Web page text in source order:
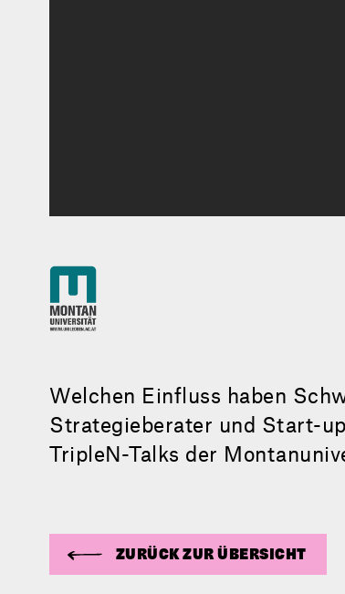
Welchen Einfluss haben
Strategieberater und Start-
TripleN-Talks der
ZURÜCK ZUR ÜBERSICHT